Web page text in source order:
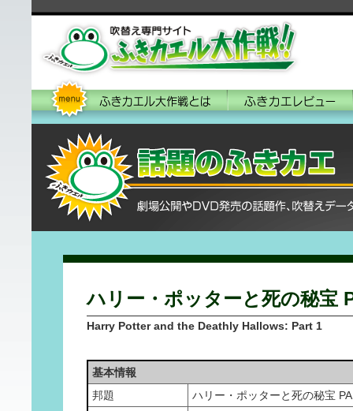
ハリー・ポッターと死の秘宝
Harry Potter and the Deathly Hallows: Part 1
基本情報
邦題
ハリー・ポッターと死の秘宝